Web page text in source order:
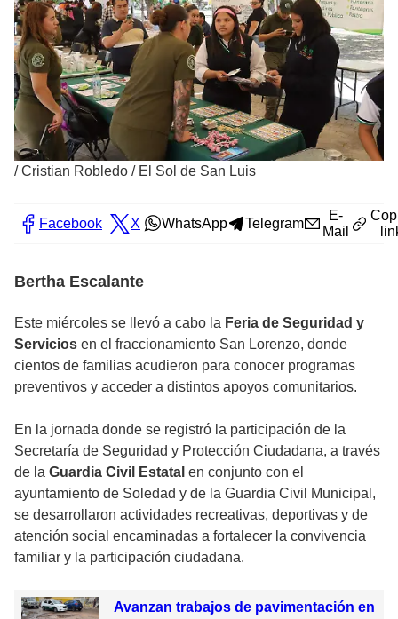
/Cristian Robledo / El Sol de San Luis
Facebook X WhatsApp Telegram
E-
Mail
Bertha Escalante
Este miércoles se llevó a cabo la Feria de Seguridad y
Servicios en el fraccionamiento San Lorenzo, donde
cientos de familias acudieron para conocer programas
preventivos y acceder a distintos apoyos comunitarios.
En la jornada donde se registró la participación de la
Secretaría de Seguridad y Protección Ciudadana, a través
de la Guardia Civil Estatal en conjunto con el
ayuntamiento de Soledad y de la Guardia Civil Municipal,
se desarrollaron actividades recreativas, deportivas y de
atención social encaminadas a fortalecer la convivencia
familiar y la participación ciudadana.
Avanzan trabajos de pavimentación en